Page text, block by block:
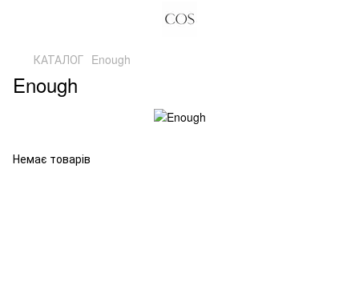
КАТАЛОГ Enough
Enough
Немає товарів